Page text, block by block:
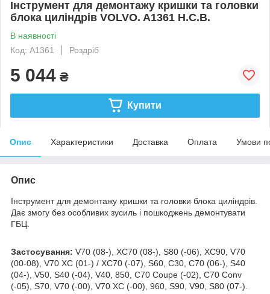
Інструмент для демонтажу кришки та головки
блока циліндрів VOLVO. A1361 H.C.B.
В наявності
Код: A1361
Роздріб
5 044 ₴
Купити
Опис Характеристики Доставка Оплата Умови
Опис
Інструмент для демонтажу кришки та головки блока циліндрів.
Дає змогу без особливих зусиль і пошкоджень демонтувати
ГБЦ.
Застосування: V70 (08-), XC70 (08-), S80 (-06), XC90, V70
(00-08), V70 XC (01-) / XC70 (-07), S60, C30, C70 (06-), S40
(04-), V50, S40 (-04), V40, 850, C70 Coupe (-02), C70 Conv
(-05), S70, V70 (-00), V70 XC (-00), 960, S90, V90, S80 (07-).